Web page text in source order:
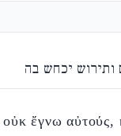
ותירוש יכחש בה
ἔγνω αὐτούς,